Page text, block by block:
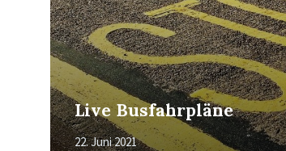
Live Busfahrpläne
22. Juni 2021